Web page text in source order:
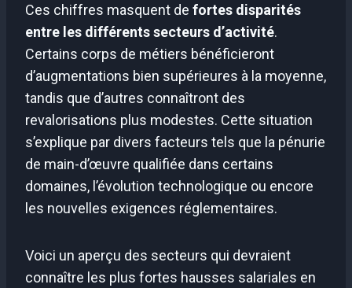
Ces chiffres masquent de fortes disparités
entre les différents secteurs d’activité.
Certains corps de métiers bénéficieront
d’augmentations bien supérieures à la moyenne,
tandis que d’autres connaîtront des
revalorisations plus modestes. Cette situation
s’explique par divers facteurs tels que la pénurie
de main-d’œuvre qualifiée dans certains
domaines, l’évolution technologique ou encore
les nouvelles exigences réglementaires.
Voici un aperçu des secteurs qui devraient
connaître les plus fortes hausses salariales en